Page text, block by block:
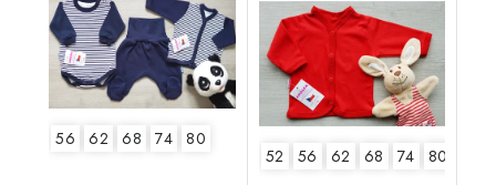
56 62 68 74 80
52 56 62 68 74 80